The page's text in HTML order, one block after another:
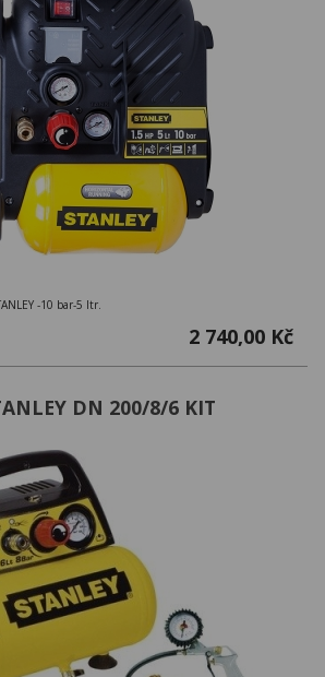
-10 bar-5 ltr.
2 740,00 Kč
DN 200/8/6 KIT